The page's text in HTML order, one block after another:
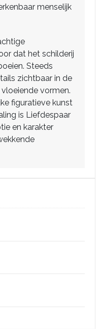
menselijk
dat het schilderij
Steeds
zichtbaar in de
vormen.
figuratieve kunst
is Liefdespaar
en karakter